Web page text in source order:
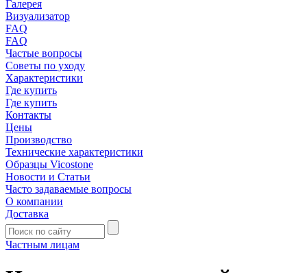
Галерея
Визуализатор
FAQ
FAQ
Частые вопросы
Советы по уходу
Характеристики
Где купить
Где купить
Контакты
Цены
Производство
Технические характеристики
Образцы Vicostone
Новости и Статьи
Часто задаваемые вопросы
О компании
Доставка
Частным лицам